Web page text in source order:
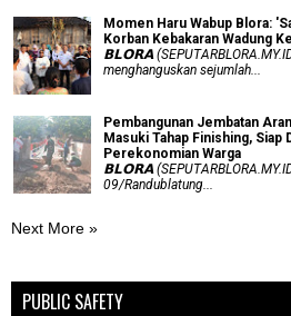
Momen Haru Wabup Blora:
Korban Kebakaran Wadung
𝗕𝗟𝗢𝗥𝗔
menghanguskan sejumlah...
Pembangunan Jembatan
Masuki Tahap Finishing, Siap
Perekonomian Warga
𝗕𝗟𝗢𝗥𝗔
09/Randublatung...
Next More »
PUBLIC SAFETY